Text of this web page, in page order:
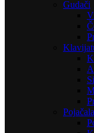
Gudači